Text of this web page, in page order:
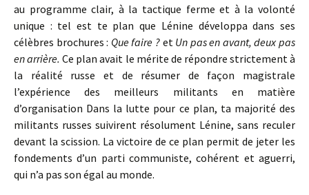
au programme clair, à la tactique ferme et à la volonté
unique : tel est te plan que Lénine développa dans ses
célèbres brochures : Que faire ? et Un pas en avant, deux pas
en arrière.Ce plan avait le mérite de répondre strictement à
la réalité russe et de résumer de façon magistrale
l’expérience des meilleurs militants en matière
d’organisation Dans la lutte pour ce plan, ta majorité des
militants russes suivirent résolument Lénine, sans reculer
devant la scission. La victoire de ce plan permit de jeter les
fondements d’un parti communiste, cohérent et aguerri,
qui n’a pas son égal au monde.